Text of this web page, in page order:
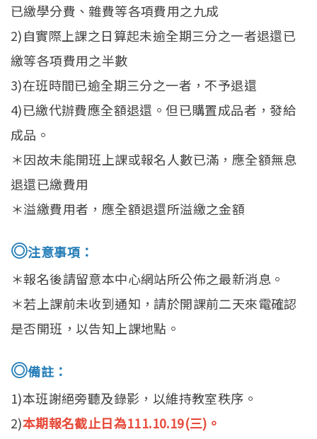
已繳學分費、雜費等各項費用之九成
2)自實際上課之日算起未逾全期三分之一者退還已
繳等各項費用之半數
3)在班時間已逾全期三分之一者，不予退還
4)已繳代辦費應全額退還。但已購置成品者，發給
成品。
＊因故未能開班上課或報名人數已滿，應全額無息
退還已繳費用
＊溢繳費用者，應全額退還所溢繳之金額
◎注意事項：
＊報名後請留意本中心網站所公佈之最新消息。
＊若上課前未收到通知，請於開課前二天來電確認
是否開班，以告知上課地點。
◎備註：
1)本班謝絕旁聽及錄影，以維持教室秩序。
2)本期報名截止日為111.10.19(三)。